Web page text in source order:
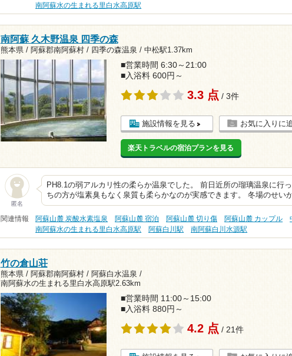
南阿蘇水の生まれる里白水高原駅
南阿蘇 久木野温泉 四季の森
熊本県 / 阿蘇郡南阿蘇村 / 四季の森温泉 / 中松駅1.37km
■営業時間 6:30～21:00
■入浴料 600円～
3.3 点 / 3件
施設情報を見る お気に入りに
楽天トラベルの宿泊プランを見る
匿名
PH8.1の弱アルカリ性の柔らか温泉でした。 前日近所の瑠璃温泉に行
ちの方が塩素臭もなく泉質も柔らかなのが実感できます。 冬場のせい
関連情報 阿蘇山麓 炭酸水素塩泉 阿蘇山麓 宿泊 阿蘇山麓 切り傷 阿蘇山麓 カップル
南阿蘇水の生まれる里白水高原駅
阿蘇白川駅 南阿蘇白川水源駅
竹の倉山荘
熊本県 / 阿蘇郡南阿蘇村 / 阿蘇白水温泉 /
南阿蘇水の生まれる里白水高原駅2.63km
■営業時間 11:00～15:00
■入浴料 880円～
4.2 点 / 21件